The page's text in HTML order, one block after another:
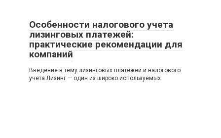
Особенности налогового учета
лизинговых платежей:
практические рекомендации для
компаний
Введение в тему лизинговых платежей и налогового
учета Лизинг — один из широко используемых